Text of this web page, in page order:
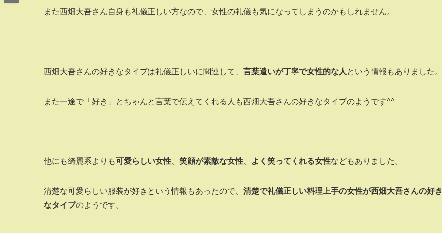
また西畑大吾さん自身も礼儀正しい方なので、女性の礼儀も気になってしまうのかもしれません。
西畑大吾さんの好きなタイプは礼儀正しいに関連して、 言葉遣いが丁寧で女性的な人 という情報もありました。
また一途で「好き」とちゃんと言葉で伝えてくれる人も西畑大吾さんの好きなタイプのようです^^
他にも綺麗系よりも可愛らしい女性 笑顔が素敵な女性 よく笑ってくれる女性などもありました。
清楚な可愛らしい服装が好きという情報もあったので、 清楚で礼儀正しい料理上手の女性が西畑大吾さんの好き
なタイプのようです。